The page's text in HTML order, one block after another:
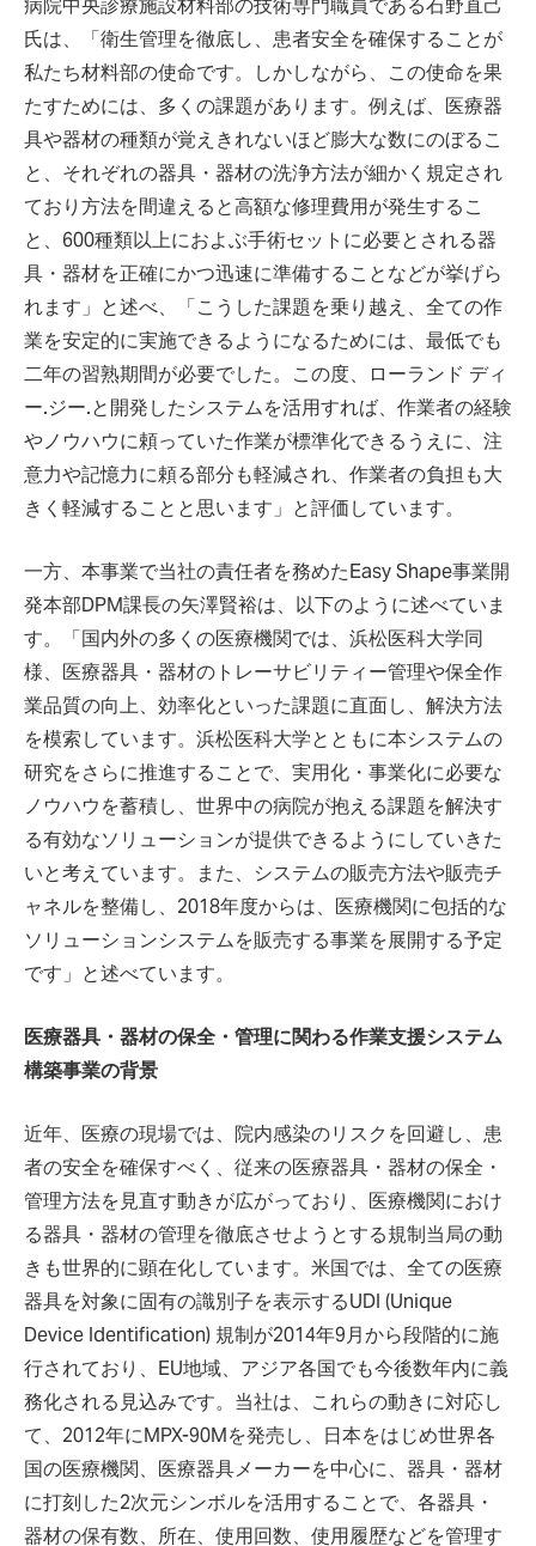
氏は、「衛生管理を徹底し、患者安全を確保することが
私たち材料部の使命です。しかしながら、この使命を果
たすためには、多くの課題があります。例えば、医療器
具や器材の種類が覚えきれないほど膨大な数にのぼるこ
と、それぞれの器具・器材の洗浄方法が細かく規定され
ており方法を間違えると高額な修理費用が発生するこ
と、600種類以上におよぶ手術セットに必要とされる器
具・器材を正確にかつ迅速に準備することなどが挙げら
れます」と述べ、「こうした課題を乗り越え、全ての作
業を安定的に実施できるようになるためには、最低でも
二年の習熟期間が必要でした。この度、ローランド ディ
ー.ジー.と開発したシステムを活用すれば、作業者の経験
やノウハウに頼っていた作業が標準化できるうえに、注
意力や記憶力に頼る部分も軽減され、作業者の負担も大
きく軽減することと思います」と評価しています。
一方、本事業で当社の責任者を務めたEasy Shape事業開
発本部DPM課長の矢澤賢裕は、以下のように述べていま
す。「国内外の多くの医療機関では、浜松医科大学同
様、医療器具・器材のトレーサビリティー管理や保全作
業品質の向上、効率化といった課題に直面し、解決方法
を模索しています。浜松医科大学とともに本システムの
研究をさらに推進することで、実用化・事業化に必要な
ノウハウを蓄積し、世界中の病院が抱える課題を解決す
る有効なソリューションが提供できるようにしていきた
いと考えています。また、システムの販売方法や販売チ
ャネルを整備し、2018年度からは、医療機関に包括的な
ソリューションシステムを販売する事業を展開する予定
です」と述べています。
医療器具・器材の保全・管理に関わる作業支援システム
構築事業の背景
近年、医療の現場では、院内感染のリスクを回避し、患
者の安全を確保すべく、従来の医療器具・器材の保全・
管理方法を見直す動きが広がっており、医療機関におけ
る器具・器材の管理を徹底させようとする規制当局の動
きも世界的に顕在化しています。米国では、全ての医療
器具を対象に固有の識別子を表示するUDI (Unique
Device Identification) 規制が2014年9月から段階的に施
行されており、EU地域、アジア各国でも今後数年内に義
務化される見込みです。当社は、これらの動きに対応し
て、2012年にMPX-90Mを発売し、日本をはじめ世界各
国の医療機関、医療器具メーカーを中心に、器具・器材
に打刻した2次元シンボルを活用することで、各器具・
器材の保有数、所在、使用回数、使用履歴などを管理す